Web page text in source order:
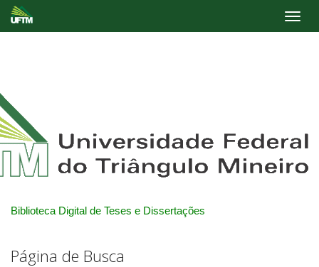
Biblioteca Digital de Teses e Dissertações
Página de Busca